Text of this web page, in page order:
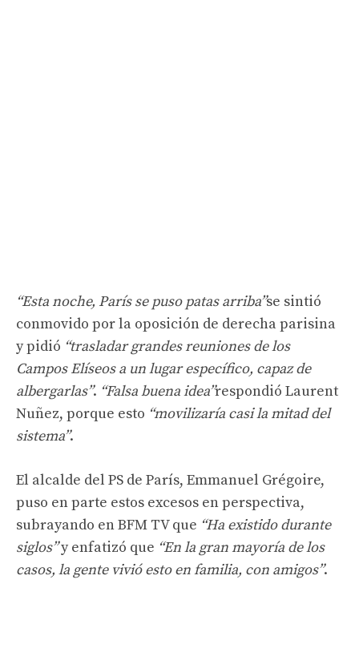
“Esta noche, París se puso patas arriba”se sintió
conmovido por la oposición de derecha parisina
y pidió “trasladar grandes reuniones de los
Campos Elíseos a un lugar específico, capaz de
albergarlas”. “Falsa buena idea”respondió Laurent
Nuñez, porque esto “movilizaría casi la mitad del
sistema”.
El alcalde del PS de París, Emmanuel Grégoire,
puso en parte estos excesos en perspectiva,
subrayando en BFM TV que “Ha existido durante
siglos”y enfatizó que “En la gran mayoría de los
casos, la gente vivió esto en familia, con amigos”.